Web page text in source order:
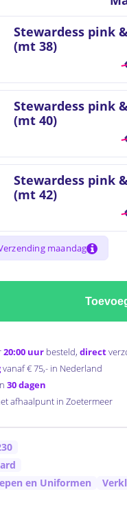
Stewardess pink
(mt 38)
Stewardess pink
(mt 40)
Stewardess pink
(mt 42)
maandag
20:00 uur besteld,direct
vanaf € 75,- in Nederland
30 dagen
afhaalpunt in Zoetermeer
en Uniformen